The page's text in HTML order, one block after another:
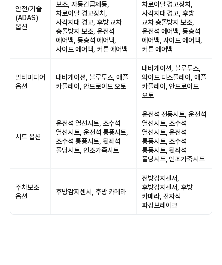
안전/기술
(ADAS)
옵션
보조, 자동긴급제동,
차로이탈 경고장치,
사각지대 경고, 후방 교차
충돌방지 보조, 운전석
에어백, 동승석 에어백,
사이드 에어백, 커튼 에어백
차로이탈 경고장치,
사각지대 경고, 후방
교차 충돌방지 보조,
운전석 에어백, 동승석
에어백, 사이드 에어백,
커튼 에어백
멀티미디어
옵션
내비게이션, 블루투스, 애플
카플레이, 안드로이드 오토
내비게이션, 블루투스,
와이드 디스플레이, 애플
카플레이, 안드로이드
오토
시트 옵션
운전석 열선시트, 조수석
열선시트, 운전석 통풍시트,
조수석 통풍시트, 뒷좌석
폴딩시트, 인조가죽시트
운전석 전동시트, 운전석
열선시트, 조수석
열선시트, 운전석
통풍시트, 조수석
통풍시트, 뒷좌석
폴딩시트, 인조가죽시트
주차보조
옵션
후방감지센서, 후방 카메라
전방감지센서,
후방감지센서, 후방
카메라, 전자식
파킹브레이크